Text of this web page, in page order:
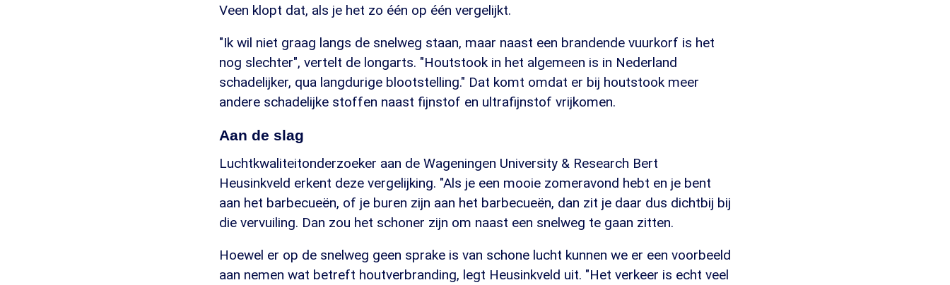
Veen klopt dat, als je het zo één op één vergelijkt.
"Ik wil niet graag langs de snelweg staan, maar naast een brandende vuurkorf is het
nog slechter", vertelt de longarts. "Houtstook in het algemeen is in Nederland
schadelijker, qua langdurige blootstelling." Dat komt omdat er bij houtstook meer
andere schadelijke stoffen naast fijnstof en ultrafijnstof vrijkomen.
Aan de slag
Luchtkwaliteitonderzoeker aan de Wageningen University & Research Bert
Heusinkveld erkent deze vergelijking. "Als je een mooie zomeravond hebt en je bent
aan het barbecueën, of je buren zijn aan het barbecueën, dan zit je daar dus dichtbij bij
die vervuiling. Dan zou het schoner zijn om naast een snelweg te gaan zitten.
Hoewel er op de snelweg geen sprake is van schone lucht kunnen we er een voorbeeld
aan nemen wat betreft houtverbranding, legt Heusinkveld uit. "Het verkeer is echt veel